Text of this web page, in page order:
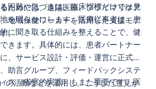
ためには、遠隔医療、プライマリケア
地域保健ワーカーを活用した支援モデ
。
困難や気づきは、臨床指標だけでは見
を明らかにします。医療従事者は、患
に聞き取る仕組みを整えることで、健
きます。具体的には、患者パートナー
、サービス設計・評価・運営に正式に
助言グループ、フィードバックシステ
の活動などを活用し、こうした意見が
ス（省察的実践）もまた重要です。医